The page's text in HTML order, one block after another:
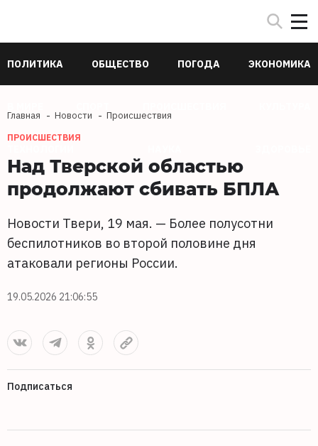
ПОЛИТИКА ОБЩЕСТВО ПОГОДА ЭКОНОМИКА
Главная Новости Происшествия
ПРОИСШЕСТВИЯ
Над Тверской областью
продолжают сбивать БПЛА
Новости Твери, 19 мая. — Более полусотни
беспилотников во второй половине дня
атаковали регионы России.
19.05.2026 21:06:55
Подписаться